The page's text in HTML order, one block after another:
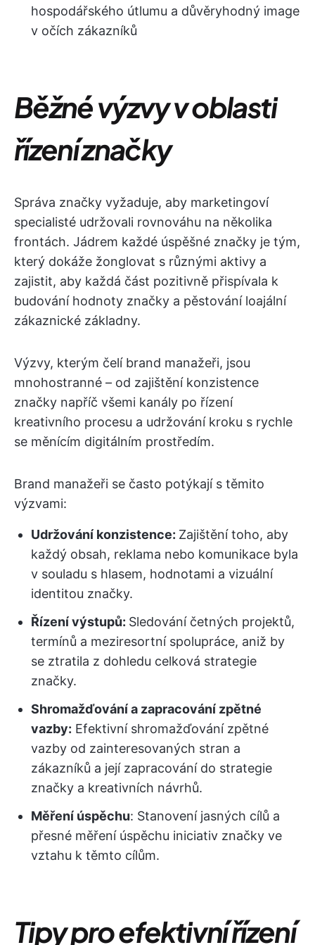
hospodářského útlumu a důvěryhodný image
v očích zákazníků
Běžné výzvy v oblasti
řízení značky
Správa značky vyžaduje, aby marketingoví
specialisté udržovali rovnováhu na několika
frontách. Jádrem každé úspěšné značky je tým,
který dokáže žonglovat s různými aktivy a
zajistit, aby každá část pozitivně přispívala k
budování hodnoty značky a pěstování loajální
zákaznické základny.
Výzvy, kterým čelí brand manažeři, jsou
mnohostranné – od zajištění konzistence
značky napříč všemi kanály po řízení
kreativního procesu a udržování kroku s rychle
se měnícím digitálním prostředím.
Brand manažeři se často potýkají s těmito
výzvami:
Udržování konzistence: Zajištění toho, aby
každý obsah, reklama nebo komunikace byla
v souladu s hlasem, hodnotami a vizuální
identitou značky.
Řízení výstupů: Sledování četných projektů,
termínů a meziresortní spolupráce, aniž by
se ztratila z dohledu celková strategie
značky.
Shromažďování a zapracování zpětné
vazby: Efektivní shromažďování zpětné
vazby od zainteresovaných stran a
zákazníků a její zapracování do strategie
značky a kreativních návrhů.
Měření úspěchu: Stanovení jasných cílů a
přesné měření úspěchu iniciativ značky ve
vztahu k těmto cílům.
Tipy pro efektivní řízení